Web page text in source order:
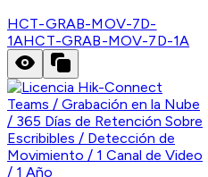
HCT-GRAB-MOV-7D-
1AHCT-GRAB-MOV-7D-1A